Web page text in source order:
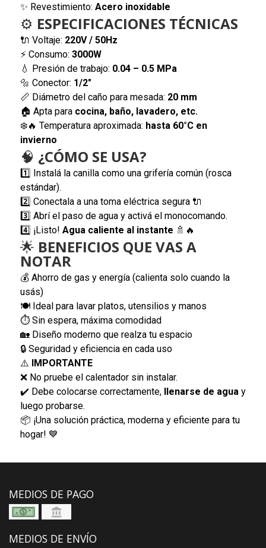
✨ Revestimiento: Acero inoxidable
⚙️ ESPECIFICACIONES TÉCNICAS
🔌 Voltaje: 220V / 50Hz
⚡ Consumo: 3000W
💧 Presión de trabajo: 0.04 – 0.5 MPa
🔩 Conector: 1/2"
📏 Diámetro del caño para mesada: 20 mm
🏠 Apta para cocina, baño, lavadero, etc.
❄️🔥 Temperatura aproximada: hasta 60°C en
invierno
🧠 ¿CÓMO SE USA?
1️⃣ Instalá la canilla como una grifería común (rosca
estándar).
2️⃣ Conectala a una toma eléctrica segura 🔌
3️⃣ Abrí el paso de agua y activá el monocomando.
4️⃣ ¡Listo! Agua caliente al instante 🚿🔥
🌟 BENEFICIOS QUE VAS A
NOTAR
💰 Ahorro de gas y energía (calienta solo cuando la
usás)
🍽️ Ideal para lavar platos, utensilios y manos
⏱️ Sin espera, máxima comodidad
🏡 Diseño moderno que realza tu espacio
🔒 Seguridad y eficiencia en cada uso
⚠️ IMPORTANTE
❌ No pruebe el calentador sin instalar.
✔️ Debe colocarse correctamente, llenarse de agua y
luego probarse.
📦 ¡Una solución práctica, moderna y eficiente para tu
hogar! 💙
MEDIOS DE PAGO
MEDIOS DE ENVÍO